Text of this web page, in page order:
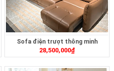
Sofa điện trượt thông minh
ZT2628
28,500,000₫